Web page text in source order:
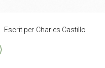
Escrit per Charles Castillo